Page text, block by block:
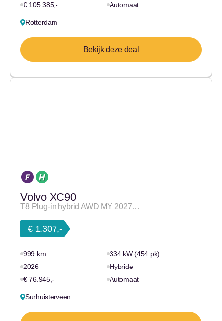
€ 105.385,-
Automaat
Rotterdam
Bekijk deze deal
Volvo XC90
T8 Plug-in hybrid AWD MY 2027…
€ 1.307,-
999 km
334 kW (454 pk)
2026
Hybride
€ 76.945,-
Automaat
Surhuisterveen